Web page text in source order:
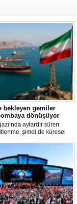
bekleyen gemiler
dönüşüyor
aylardır süren
şimdi de küresel
felaketinin kapısını
binden fazla gemi,
canlıları için devasa bir
dönüşmüş durumda.